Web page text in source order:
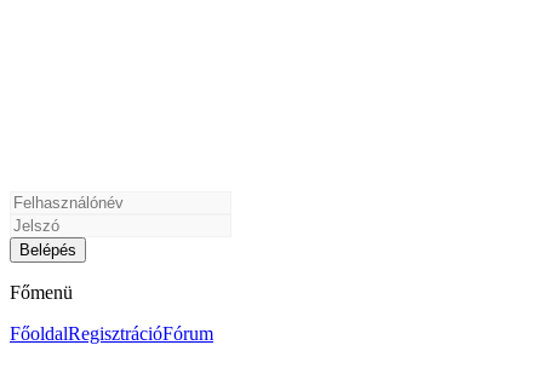
Főmenü
FőoldalRegisztrációFórum